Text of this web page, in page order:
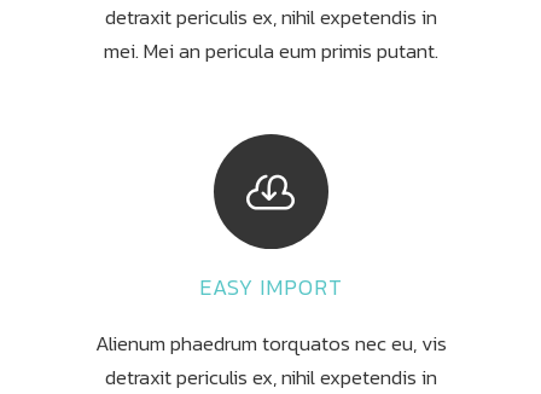
detraxit periculis ex, nihil expetendis in
mei. Mei an pericula eum primis putant.
EASY IMPORT
Alienum phaedrum torquatos nec eu, vis
detraxit periculis ex, nihil expetendis in